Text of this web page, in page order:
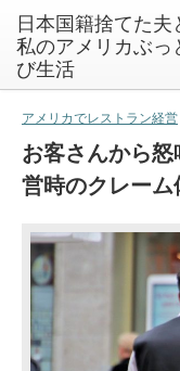
日本国籍捨てた夫
私のアメリカぶっ
び生活
アメリカでレストラン経営
お客さんから
営時のクレー